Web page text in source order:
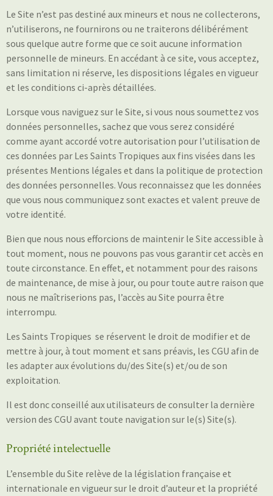
Le Site n’est pas destiné aux mineurs et nous ne collecterons,
n’utiliserons, ne fournirons ou ne traiterons délibérément
sous quelque autre forme que ce soit aucune information
personnelle de mineurs. En accédant à ce site, vous acceptez,
sans limitation ni réserve, les dispositions légales en vigueur
et les conditions ci-après détaillées.
Lorsque vous naviguez sur le Site, si vous nous soumettez vos
données personnelles, sachez que vous serez considéré
comme ayant accordé votre autorisation pour l’utilisation de
ces données par Les Saints Tropiques aux fins visées dans les
présentes Mentions légales et dans la politique de protection
des données personnelles. Vous reconnaissez que les données
que vous nous communiquez sont exactes et valent preuve de
votre identité.
Bien que nous nous efforcions de maintenir le Site accessible à
tout moment, nous ne pouvons pas vous garantir cet accès en
toute circonstance. En effet, et notamment pour des raisons
de maintenance, de mise à jour, ou pour toute autre raison que
nous ne maîtriserions pas, l’accès au Site pourra être
interrompu.
Les Saints Tropiques se réservent le droit de modifier et de
mettre à jour, à tout moment et sans préavis, les CGU afin de
les adapter aux évolutions du/des Site(s) et/ou de son
exploitation.
Il est donc conseillé aux utilisateurs de consulter la dernière
version des CGU avant toute navigation sur le(s) Site(s).
Propriété intelectuelle
L’ensemble du Site relève de la législation française et
internationale en vigueur sur le droit d’auteur et la propriété